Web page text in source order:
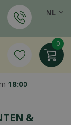
18:00
NL
&